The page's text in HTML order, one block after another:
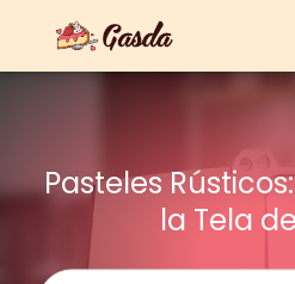
Pasteles
la Tela